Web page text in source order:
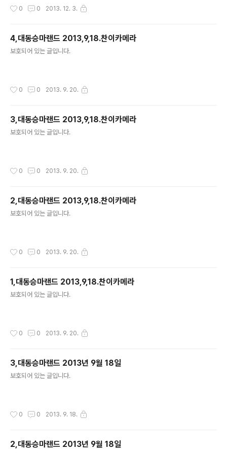
0 0 2013. 12. 3.
4,대동승마랜드 2013,9,18.찬이카메라
보호되어 있는 글입니다.
0 0 2013. 9. 20.
3,대동승마랜드 2013,9,18.찬이카메라
보호되어 있는 글입니다.
0 0 2013. 9. 20.
2,대동승마랜드 2013,9,18.찬이카메라
보호되어 있는 글입니다.
0 0 2013. 9. 20.
1,대동승마랜드 2013,9,18.찬이카메라
보호되어 있는 글입니다.
0 0 2013. 9. 20.
3,대동승마랜드 2013년 9월 18일
보호되어 있는 글입니다.
0 0 2013. 9. 18.
2,대동승마랜드 2013년 9월 18일